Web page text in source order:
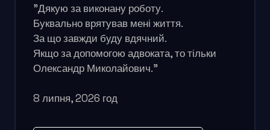
"Дякую за виконану роботу.
Буквально врятував мені життя.
За що завжди буду вдячний.
Якщо за допомогою адвоката, то тільки
Олександр Миколайович."
8 липня, 2026 год